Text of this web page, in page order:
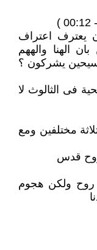
يعترف اعتراف
الهنا والههم
يشركون ؟
فى الثالوث لا
مختلفين ومع
قدس
روح ولكن هجوم